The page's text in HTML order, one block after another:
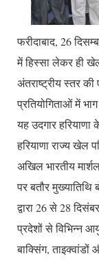
फरीदाबाद, 26
में हिस्सा लेकर ही
अंतराष्ट्रीय स्तर
प्रतियोगिताओं में
यह उदगार
हरियाणा राज्य खेल
अखिल भारतीय
पर बतौर
द्वारा 26 से 28
प्रदेशों से विभिन्न
बाक्सिंग,